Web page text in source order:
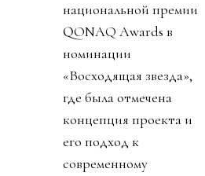
национальной премии
QONAQ Awards в
номинации
«Восходящая звезда»,
где была отмечена
концепция проекта и
его подход к
современному